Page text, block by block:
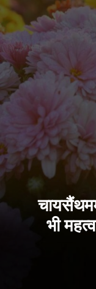
भी